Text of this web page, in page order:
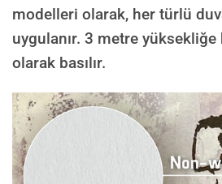
modelleri olarak, her türlü
uygulanır. 3 metre
olarak basılır.